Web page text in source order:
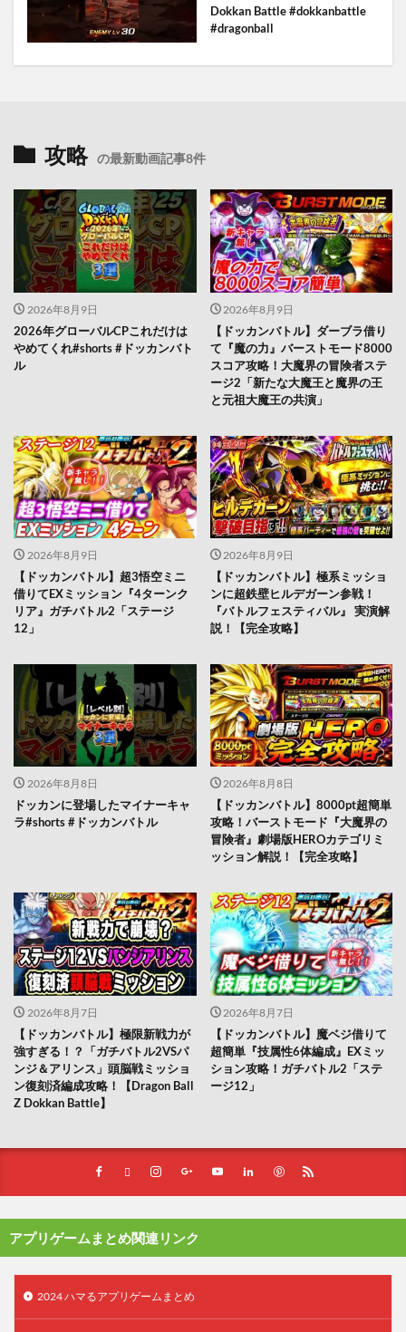
Dokkan Battle #dokkanbattle
#dragonball
攻略 の最新動画記事8件
2026年8月9日
2026年グローバルCPこれだけは
やめてくれ#shorts #ドッカンバト
ル
2026年8月9日
【ドッカンバトル】ダーブラ借り
て『魔の力』バーストモード8000
スコア攻略！大魔界の冒険者ステ
ージ2「新たな大魔王と魔界の王
と元祖大魔王の共演」
2026年8月9日
【ドッカンバトル】超3悟空ミニ
借りてEXミッション『4ターンク
リア』ガチバトル2「ステージ
12」
2026年8月9日
【ドッカンバトル】極系ミッショ
ンに超鉄壁ヒルデガーン参戦！
『バトルフェスティバル』 実演解
説！【完全攻略】
2026年8月8日
ドッカンに登場したマイナーキャ
ラ#shorts #ドッカンバトル
2026年8月8日
【ドッカンバトル】8000pt超簡単
攻略！バーストモード『大魔界の
冒険者』劇場版HEROカテゴリミ
ッション解説！【完全攻略】
2026年8月7日
【ドッカンバトル】極限新戦力が
強すぎる！？「ガチバトル2VSパ
ンジ＆アリンス」頭脳戦ミッショ
ン復刻済編成攻略！【Dragon Ball
Z Dokkan Battle】
2026年8月7日
【ドッカンバトル】魔ベジ借りて
超簡単『技属性6体編成』EXミッ
ション攻略！ガチバトル2「ステ
ージ12」
アプリゲームまとめ関連リンク
2024 ハマるアプリゲームまとめ